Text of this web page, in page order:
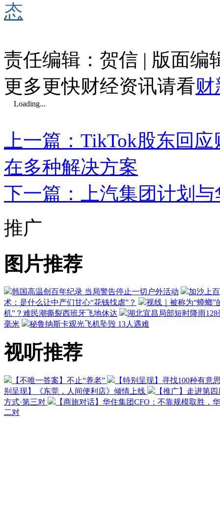
态
责任编辑：贺信 | 版面编
更多更快财经资讯请看财
Loading...
上一篇：TikTok股东回
在多种解决方案
下一篇：上汽集团计划
推广
图片推荐
韩国高温创百年纪录 当局警告停止一切户外活动
加沙上
术：是什么让中产们甘心“花钱找虐”？
视线｜被称为“蟑螂
机”？难民潮撕裂西班牙飞地休达
湖北宜昌局部短时降雨
毫米
秘鲁纳斯卡观光飞机坠毁 13人遇难
视听推荐
【不唯一答案】不止“养老”
【特别呈现】寻找100种有意
别呈现】《东莞，人间便利店》倾情上线
【推广】走进第
方式·第三对
【商旅对话】华住集团CFO：不靠规模取胜，
二对